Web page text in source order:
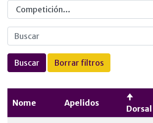
Competicion
Nome Apelidos
Dorsal